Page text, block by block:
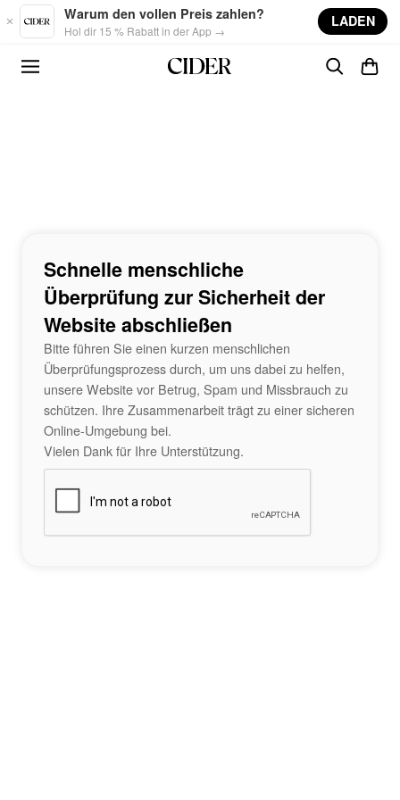
Skip to main content
Warum den vollen Preis zahlen?
Hol dir 15 % Rabatt in der App →
LADEN
Schnelle menschliche
Überprüfung zur Sicherheit der
Website abschließen
Bitte führen Sie einen kurzen menschlichen
Überprüfungsprozess durch, um uns dabei zu helfen,
unsere Website vor Betrug, Spam und Missbrauch zu
schützen. Ihre Zusammenarbeit trägt zu einer sicheren
Online-Umgebung bei.
Vielen Dank für Ihre Unterstützung.